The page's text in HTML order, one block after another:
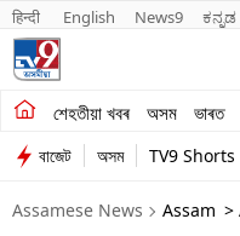
हिन्दी English News9 ಕನ್ನಡ
শেহতীয়া খবৰ অসম ভাৰত
শেহতীয়া খবৰ
অসম
ভাৰত
বাজেট অসম TV9 Shorts
Assamese News Assam >